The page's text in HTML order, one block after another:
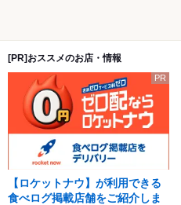
[PR]おススメのお店・情報
PR
【ロケットナウ】が利用できる
食べログ掲載店舗をご紹介しま